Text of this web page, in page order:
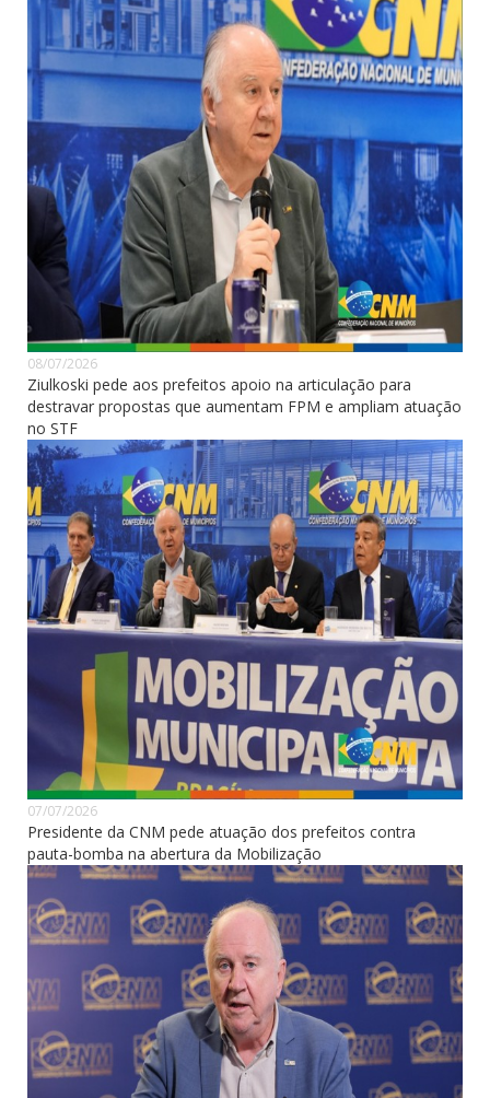
08/07/2026
Ziulkoski pede aos prefeitos apoio na articulação para
destravar propostas que aumentam FPM e ampliam atuação
no STF
07/07/2026
Presidente da CNM pede atuação dos prefeitos contra
pauta-bomba na abertura da Mobilização